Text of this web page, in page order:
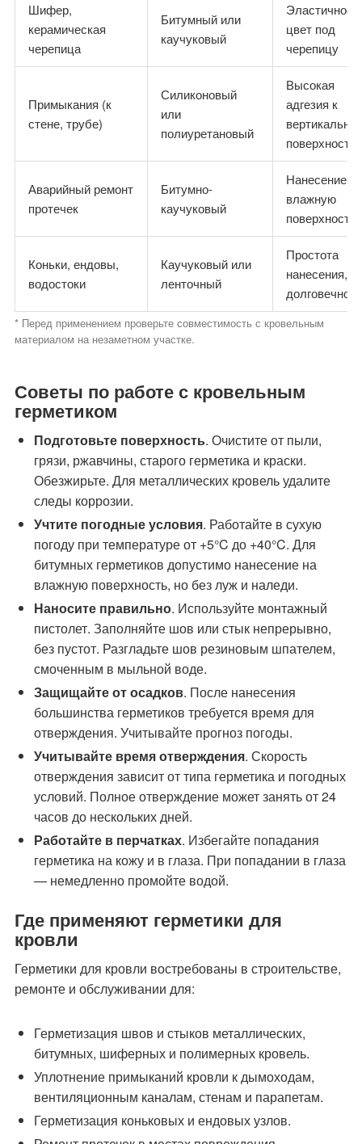
Шифер,
керамическая
черепица
Битумный или
каучуковый
цвет под
черепицу
Примыкания (к
стене, трубе)
Силиконовый
или
полиуретановый
Высокая
адгезия к
Аварийный ремонт
протечек
Битумно-
каучуковый
Нанесение на
влажную
поверхность
Коньки, ендовы,
водостоки
Каучуковый или
ленточный
Простота
нанесения,
* Перед применением проверьте совместимость с кровельным
материалом на незаметном участке.
Советы по работе с кровельным
герметиком
Подготовьте поверхность. Очистите от пыли,
грязи, ржавчины, старого герметика и краски.
Обезжирьте. Для металлических кровель удалите
следы коррозии.
Учтите погодные условия. Работайте в сухую
погоду при температуре от +5°C до +40°C. Для
битумных герметиков допустимо нанесение на
влажную поверхность, но без луж и наледи.
Наносите правильно. Используйте монтажный
пистолет. Заполняйте шов или стык непрерывно,
без пустот. Разгладьте шов резиновым шпателем,
смоченным в мыльной воде.
Защищайте от осадков. После нанесения
большинства герметиков требуется время для
отверждения. Учитывайте прогноз погоды.
Учитывайте время отверждения. Скорость
отверждения зависит от типа герметика и погодных
условий. Полное отверждение может занять от 24
часов до нескольких дней.
Работайте в перчатках. Избегайте попадания
герметика на кожу и в глаза. При попадании в глаза
— немедленно промойте водой.
Где применяют герметики для
кровли
Герметики для кровли востребованы в строительстве,
ремонте и обслуживании для:
Герметизация швов и стыков металлических,
битумных, шиферных и полимерных кровель.
Уплотнение примыканий кровли к дымоходам,
вентиляционным каналам, стенам и парапетам.
Герметизация коньковых и ендовых узлов.